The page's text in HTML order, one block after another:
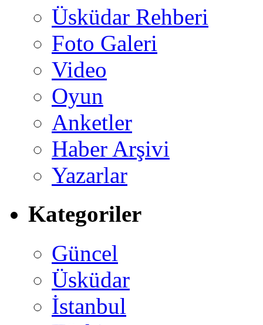
Üsküdar Rehberi
Foto Galeri
Video
Oyun
Anketler
Haber Arşivi
Yazarlar
Kategoriler
Güncel
Üsküdar
İstanbul